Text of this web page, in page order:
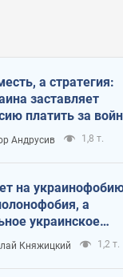
а стратегия:
заставляет
платить за
Андрусив 1,8 т.
на
а
украинское
Княжицкий 1,2 т.